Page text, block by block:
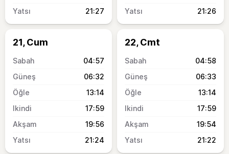
21:27
21:26
21, Cum
04:57
06:32
13:14
17:59
19:56
21:24
22, Cmt
04:58
06:33
13:14
17:59
19:54
21:22